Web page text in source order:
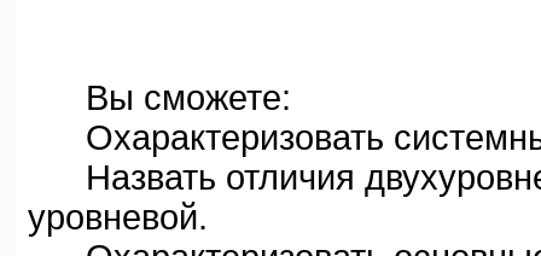
Вы сможете:
Охарактеризовать
Назвать отличия
уровневой.